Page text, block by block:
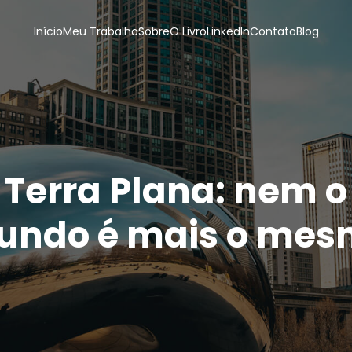
InícioMeu TrabalhoSobreO LivroLinkedInContatoBlog
Terra Plana: nem o
é mais o